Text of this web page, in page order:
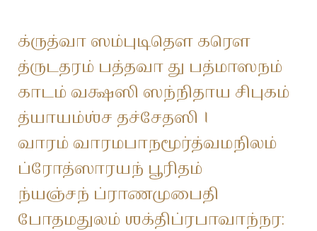
க்ருத்வா ஸம்புடிதௌ கரௌ
த்ருடதரம் பத்தவா து பத்மாஸநம்
காடம் வக்ஷஸி ஸந்நிதாய சிபுகம்
த்யாயம்ஶ்ச தச்சேதஸி ।
வாரம் வாரமபாநமூர்த்வமநிலம்
ப்ரோத்ஸாரயந் பூரிதம்
ந்யஞ்சந் ப்ராணமுபைதி
போதமதுலம் ஶக்திப்ரபாவாந்நர: